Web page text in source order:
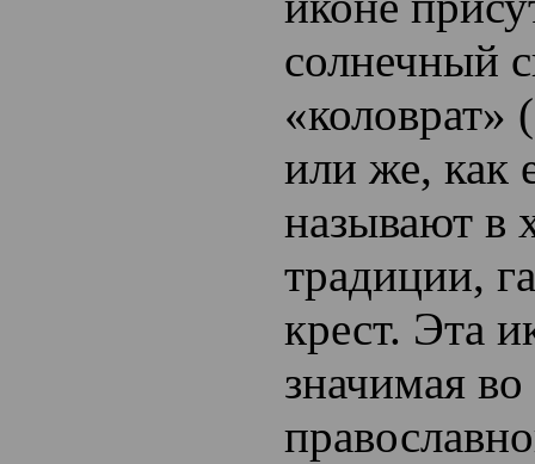
солнечный
«коловрат»
или же, как
называют в
традиции,
крест. Эта
значимая во